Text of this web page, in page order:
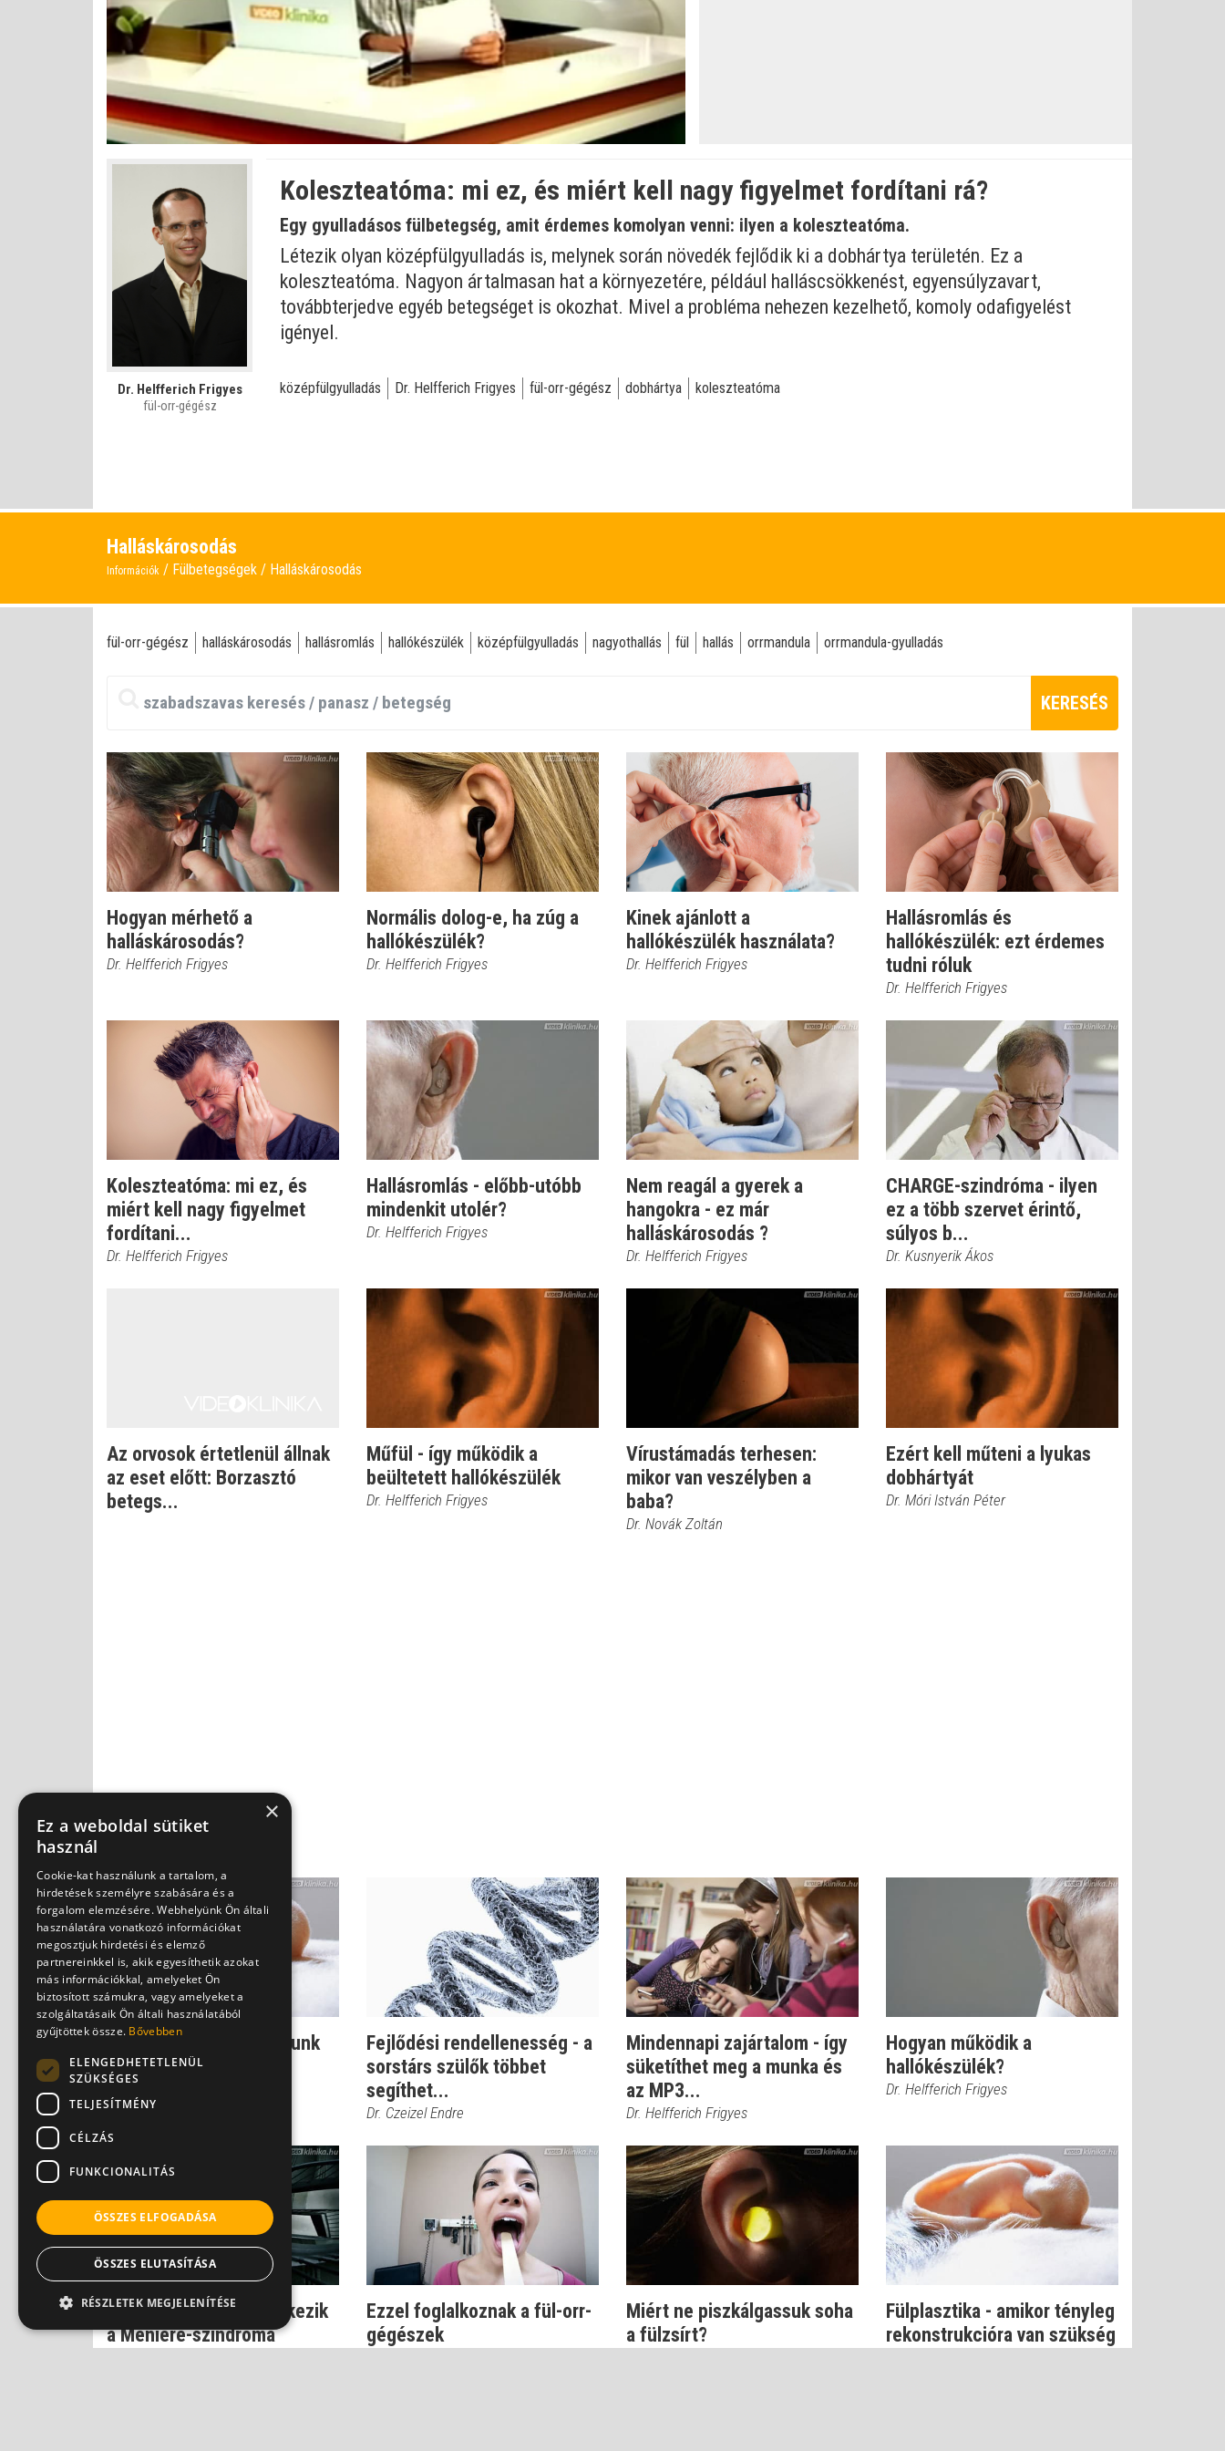
Némítás
kikapcsolva
Betöltve:
0%
Állapot
0%
Dr. Helfferich Frigyes
fül-orr-gégész
Koleszteatóma: mi ez, és miért kell nagy figyelmet fordítani rá?
Egy gyulladásos fülbetegség, amit érdemes komolyan venni: ilyen a koleszteatóma.
Létezik olyan középfülgyulladás is, melynek során növedék fejlődik ki a dobhártya területén. Ez a
koleszteatóma. Nagyon ártalmasan hat a környezetére, például halláscsökkenést, egyensúlyzavart,
továbbterjedve egyéb betegséget is okozhat. Mivel a probléma nehezen kezelhető, komoly odafigyelést
igényel.
középfülgyulladás Dr. Helfferich Frigyes fül-orr-gégész dobhártya koleszteatóma
Halláskárosodás
Információk Fülbetegségek Halláskárosodás
fül-orr-gégész halláskárosodás hallásromlás hallókészülék középfülgyulladás nagyothallás fül hallás orrmandula orrmandula-gyulladás
KERESÉS
Hogyan mérhető a
halláskárosodás?
Dr. Helfferich Frigyes
Normális dolog-e, ha zúg a
hallókészülék?
Dr. Helfferich Frigyes
Kinek ajánlott a
hallókészülék használata?
Dr. Helfferich Frigyes
Hallásromlás és
hallókészülék: ezt érdemes
tudni róluk
Dr. Helfferich Frigyes
Koleszteatóma: mi ez, és
miért kell nagy figyelmet
fordítani...
Dr. Helfferich Frigyes
Hallásromlás - előbb-utóbb
mindenkit utolér?
Dr. Helfferich Frigyes
Nem reagál a gyerek a
hangokra - ez már
halláskárosodás ?
Dr. Helfferich Frigyes
CHARGE-szindróma - ilyen
ez a több szervet érintő,
súlyos b...
Dr. Kusnyerik Ákos
Az orvosok értetlenül állnak
az eset előtt: Borzasztó
betegs...
Műfül - így működik a
beültetett hallókészülék
Dr. Helfferich Frigyes
Vírustámadás terhesen:
mikor van veszélyben a
baba?
Dr. Novák Zoltán
Ezért kell műteni a lyukas
dobhártyát
Dr. Móri István Péter
Így veszítjük el a hallásunk
Dr. Helfferich Frigyes
Fejlődési rendellenesség - a
sorstárs szülők többet
segíthet...
Dr. Czeizel Endre
Mindennapi zajártalom - így
süketíthet meg a munka és
az MP3...
Dr. Helfferich Frigyes
Hogyan működik a
hallókészülék?
Dr. Helfferich Frigyes
Ilyen tünetekkel jelentkezik
a Meniére-szindróma
Ezzel foglalkoznak a fül-orr-
gégészek
Miért ne piszkálgassuk soha
a fülzsírt?
Fülplasztika - amikor tényleg
rekonstrukcióra van szükség
×
Ez a weboldal sütiket
használ
Cookie-kat használunk a tartalom, a
hirdetések személyre szabására és a
forgalom elemzésére. Webhelyünk Ön általi
használatára vonatkozó információkat
megosztjuk hirdetési és elemző
partnereinkkel is, akik egyesíthetik azokat
más információkkal, amelyeket Ön
biztosított számukra, vagy amelyeket a
szolgáltatásaik Ön általi használatából
gyűjtöttek össze. Bővebben
ELENGEDHETETLENÜL
SZÜKSÉGES
TELJESÍTMÉNY
CÉLZÁS
FUNKCIONALITÁS
ÖSSZES ELFOGADÁSA
ÖSSZES ELUTASÍTÁSA
RÉSZLETEK MEGJELENÍTÉSE